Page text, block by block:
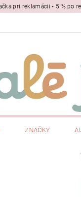
pri reklamácii • 5 % po
ZNAČKY